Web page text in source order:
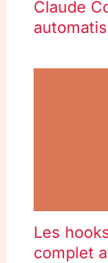
Claude
Les
complet